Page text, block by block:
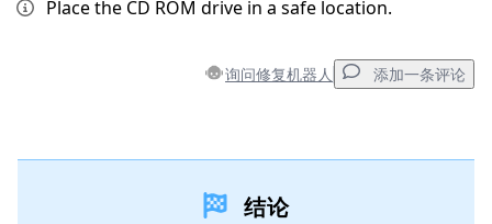
Place the CD ROM drive in a safe location.
询问修复机器人 添加一条评论
结论